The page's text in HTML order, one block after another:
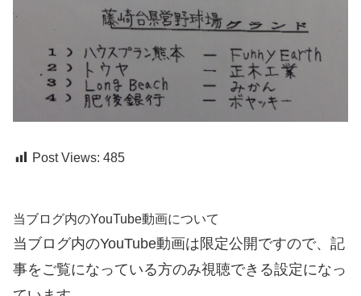
Post Views: 485
当ブログ内のYouTube動画について
当ブログ内のYouTube動画は限定公開ですので、記
事をご覧になっている方のみ視聴できる設定になっ